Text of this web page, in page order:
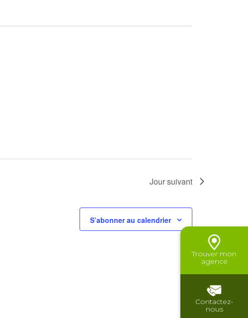
Trouver mon
agence
Contactez-
nous
Jour suivant
S’abonner au calendrier